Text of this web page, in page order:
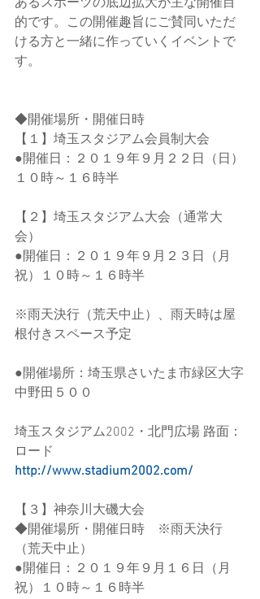
あるスポーツの底辺拡大が主な開催目
的です。この開催趣旨にご賛同いただ
ける方と一緒に作っていくイベントで
す。
◆開催場所・開催日時
【１】埼玉スタジアム会員制大会
●開催日：２０１９年９月２２日（日）
１０時～１６時半
【２】埼玉スタジアム大会（通常大
会）
●開催日：２０１９年９月２３日（月
祝）１０時～１６時半
​※雨天決行（荒天中止）、雨天時は屋
根付きスペース予定
●開催場所：埼玉県さいたま市緑区大字
中野田５００
埼玉スタジアム2002・北門広場 路面：
ロード
http://www.stadium2002.com/
【３】神奈川大磯大会
◆開催場所・開催日時　※雨天決行
（荒天中止）
●開催日：２０１９年９月１６日（月
祝）１０時～１６時半